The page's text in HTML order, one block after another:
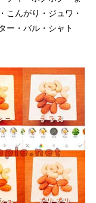
こんがり・ジュワ・
ー・バル・シャト